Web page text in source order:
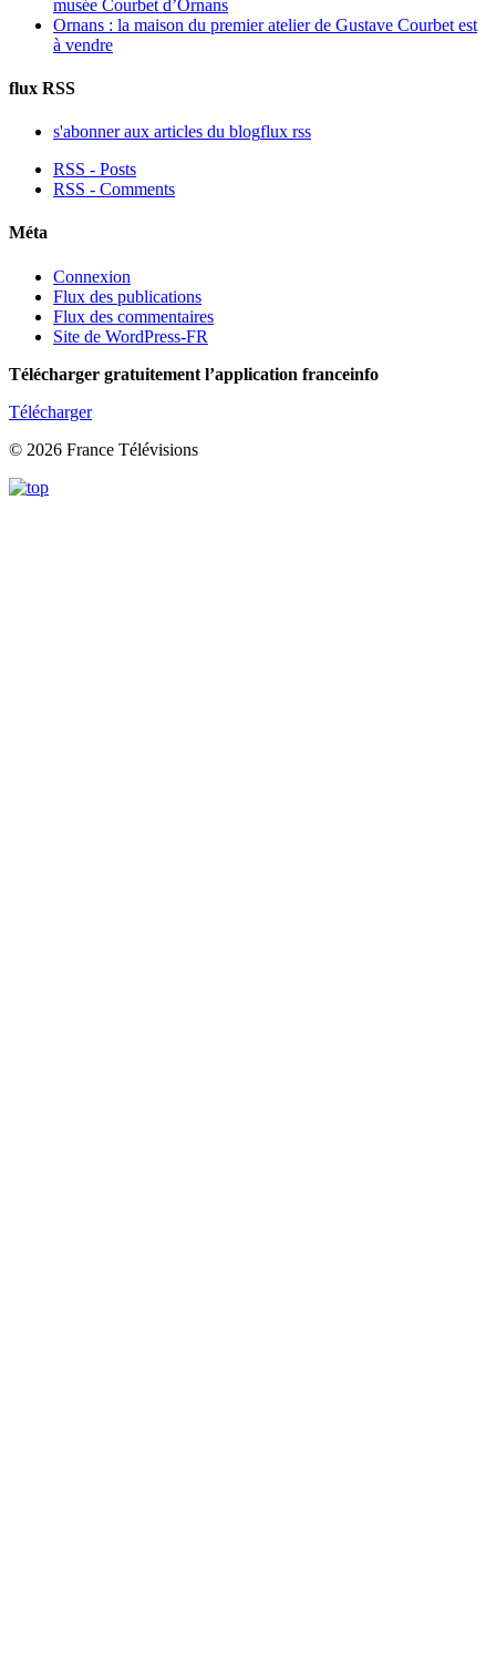
musée Courbet d’Ornans
Ornans : la maison du premier atelier de Gustave Courbet est
à vendre
flux RSS
s'abonner aux articles du blogflux rss
RSS - Posts
RSS - Comments
Méta
Connexion
Flux des publications
Flux des commentaires
Site de WordPress-FR
Télécharger gratuitement l’application franceinfo
Télécharger
© 2026 France Télévisions